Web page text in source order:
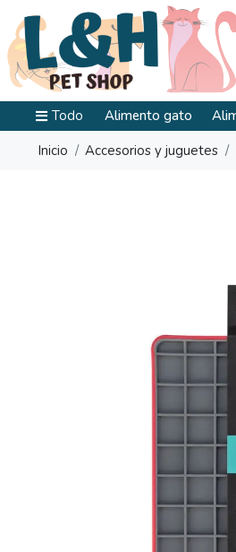
Todo Alimento gato
Inicio
Accesorios y juguetes